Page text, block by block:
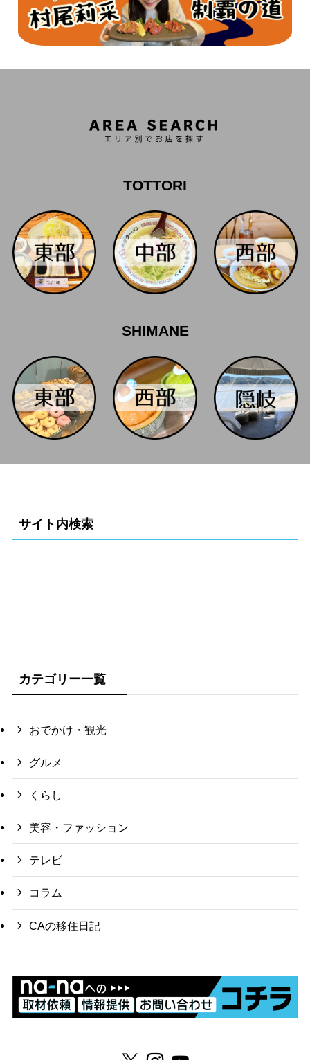
TOTTORI
SHIMANE
サイト内検索
カテゴリー一覧
おでかけ・観光
グルメ
くらし
美容・ファッション
テレビ
コラム
CAの移住日記